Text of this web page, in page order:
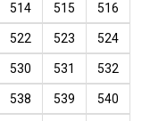
514 515 516
522 523 524
530 531 532
538 539 540